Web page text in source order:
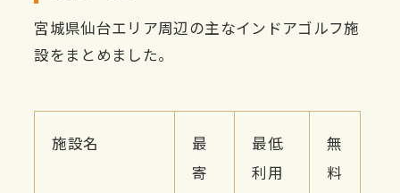
宮城県仙台エリア周辺の主なインドアゴルフ施
設をまとめました。
施設名
最
寄
最低
利用
無
料